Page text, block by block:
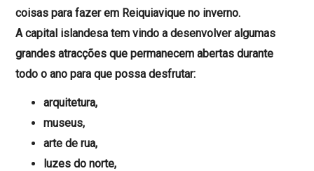
coisas para fazer em Reiquiavique no inverno.
A capital islandesa tem vindo a desenvolver algumas
grandes atracções que permanecem abertas durante
todo o ano para que possa desfrutar:
arquitetura,
museus,
arte de rua,
luzes do norte,